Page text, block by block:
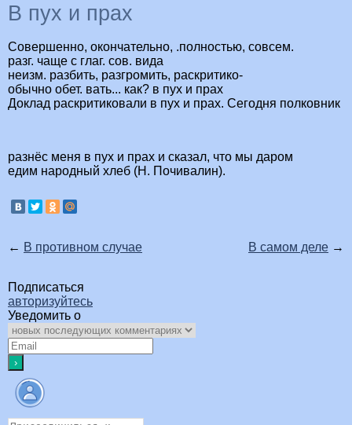
В пух и прах
Совершенно, окончательно, .полностью, совсем.
разг. чаще с глаг. сов. вида
неизм. разбить, разгромить, раскритико-
обычно обет. вать... как? в пух и прах
Доклад раскритиковали в пух и прах. Сегодня полковник
разнёс меня в пух и прах и сказал, что мы даром
едим народный хлеб (Н. Почивалин).
← В противном случае В самом деле →
Подписаться
авторизуйтесь
Уведомить о